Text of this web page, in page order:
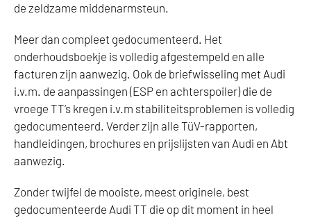
de zeldzame middenarmsteun.
Meer dan compleet gedocumenteerd. Het
onderhoudsboekje is volledig afgestempeld en alle
facturen zijn aanwezig. Ook de briefwisseling met Audi
i.v.m. de aanpassingen (ESP en achterspoiler) die de
vroege TT’s kregen i.v.m stabiliteitsproblemen is volledig
gedocumenteerd. Verder zijn alle TüV-rapporten,
handleidingen, brochures en prijslijsten van Audi en Abt
aanwezig.
Zonder twijfel de mooiste, meest originele, best
gedocumenteerde Audi TT die op dit moment in heel